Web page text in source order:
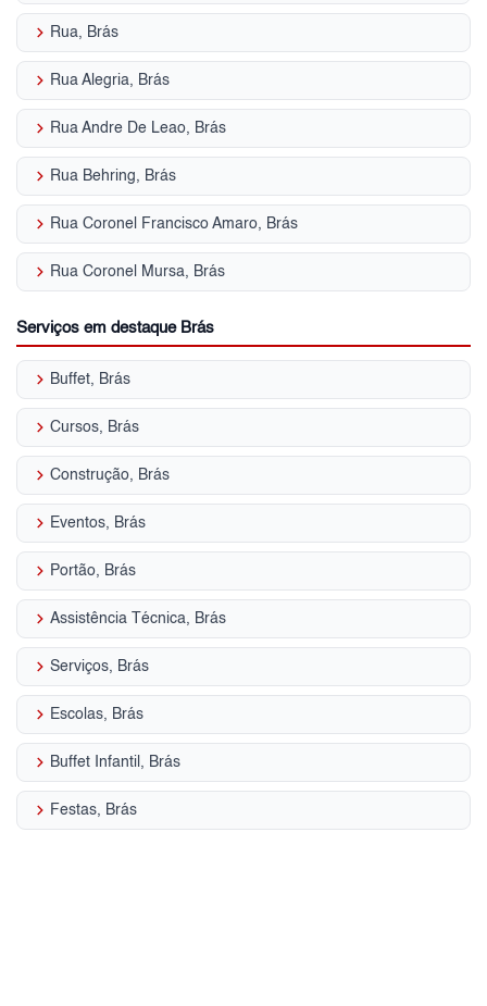
keyboard_arrow_right Rua, Brás
keyboard_arrow_right Rua Alegria, Brás
keyboard_arrow_right Rua Andre De Leao, Brás
keyboard_arrow_right Rua Behring, Brás
keyboard_arrow_right Rua Coronel Francisco Amaro, Brás
keyboard_arrow_right Rua Coronel Mursa, Brás
Serviços em destaque Brás
keyboard_arrow_right Buffet, Brás
keyboard_arrow_right Cursos, Brás
keyboard_arrow_right Construção, Brás
keyboard_arrow_right Eventos, Brás
keyboard_arrow_right Portão, Brás
keyboard_arrow_right Assistência Técnica, Brás
keyboard_arrow_right Serviços, Brás
keyboard_arrow_right Escolas, Brás
keyboard_arrow_right Buffet Infantil, Brás
keyboard_arrow_right Festas, Brás